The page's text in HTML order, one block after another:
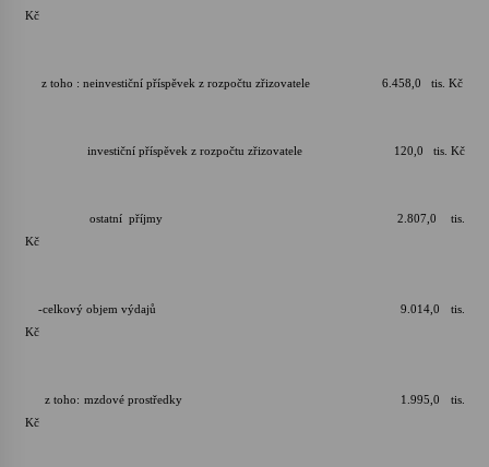
Kč
z toho : neinvestiční příspěvek z rozpočtu zřizovatele 6.458,0 tis. Kč
investiční příspěvek z rozpočtu zřizovatele 120,0 tis. Kč
ostatní příjmy 2.807,0 tis.
Kč
-celkový objem výdajů 9.014,0 tis.
Kč
z toho: mzdové prostředky 1.995,0 tis.
Kč